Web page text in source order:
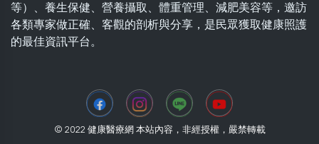
等）、養生保健、營養攝取、體重管理、減肥美容等，邀訪
各類專家做正確、客觀的剖析與分享，是民眾獲取健康照護
的最佳資訊平台。
© 2022 健康醫療網 本站內容，非經授權，嚴禁轉載